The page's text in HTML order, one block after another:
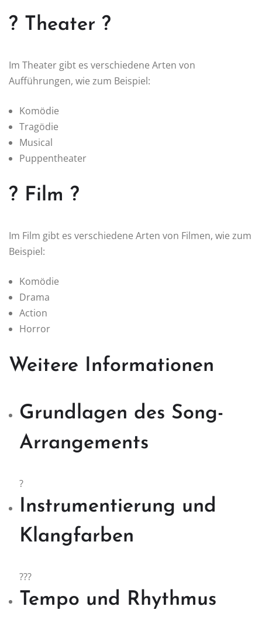
? Theater ?
Im Theater gibt es verschiedene Arten von
Aufführungen, wie zum Beispiel:
Komödie
Tragödie
Musical
Puppentheater
? Film ?
Im Film gibt es verschiedene Arten von Filmen, wie zum
Beispiel:
Komödie
Drama
Action
Horror
Weitere Informationen
Grundlagen des Song-
Arrangements
?
Instrumentierung und
Klangfarben
???
Tempo und Rhythmus